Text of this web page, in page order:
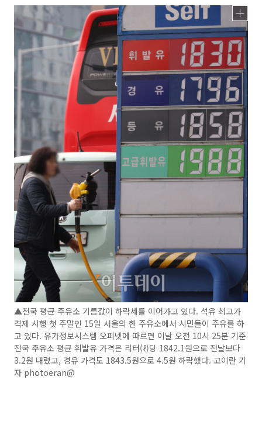
▲전국 평균 주유소 기름값이 하락세를 이어가고 있다. 석유 최고가
격제 시행 첫 주말인 15일 서울의 한 주유소에서 시민들이 주유를 하
고 있다. 유가정보시스템 오피넷에 따르면 이날 오전 10시 25분 기준
전국 주유소 평균 휘발유 가격은 리터(ℓ)당 1842.1원으로 전날보다
3.2원 내렸고, 경유 가격도 1843.5원으로 4.5원 하락했다. 고이란 기
자 photoeran@